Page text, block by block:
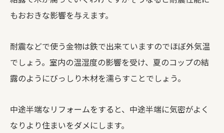
もおおきな影響を与えます。
耐震などで使う金物は鉄で出来ていますのでほぼ外気温
でしょう。室内の温湿度の影響を受け、夏のコップの結
露のようにびっしり木材を濡らすことでしょう。
中途半端なリフォームをすると、中途半端に気密がよく
なりより住まいをダメにします。